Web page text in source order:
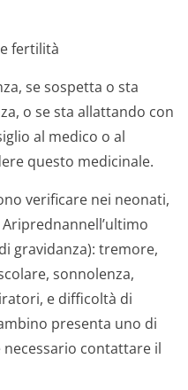
fertilità
se sospetta o sta
o se sta allattando con
al medico o al
questo medicinale.
verificare nei neonati,
gravidanza): tremore,
sonnolenza,
e difficoltà di
presenta uno di
contattare il